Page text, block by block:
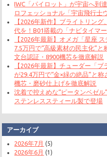
IWC「パイロット」が宇宙へ到
ロフェッショナル「宇宙飛行士
【2026年新作】ブライトリン
代を！B01搭載の「ナビタイマ
【2026年最新】オメガ「星座
7.5万円で“高級素材の民主化”
文台認証・8900機芯を徹底解説
【2026年最新】チューダー「ブ
が29.4万円で“金×緑の絶品”と
機芯・磨砂仕上げを徹底解説
沈着で控えめな“ピータンベゼ
ステンレススティール製で登場
アーカイブ
2026年7月 (5)
2026年6月 (1)